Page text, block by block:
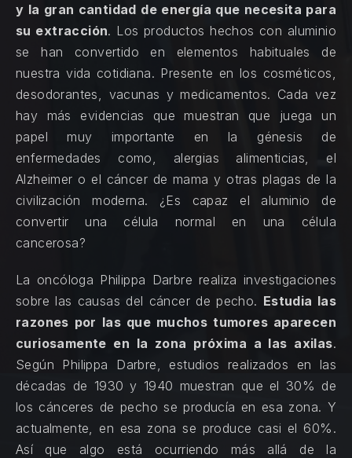
y la gran cantidad de energía que necesita para
su extracción. Los productos hechos con aluminio
se han convertido en elementos habituales de
nuestra vida cotidiana. Presente en los cosméticos,
desodorantes, vacunas y medicamentos. Cada vez
hay más evidencias que muestran que juega un
papel muy importante en la génesis de
enfermedades como, alergias alimenticias, el
Alzheimer o el cáncer de mama y otras plagas de la
civilización moderna. ¿Es capaz el aluminio de
convertir una célula normal en una célula
cancerosa?
La oncóloga Philippa Darbre realiza investigaciones
sobre las causas del cáncer de pecho. Estudia las
razones por las que muchos tumores aparecen
curiosamente en la zona próxima a las axilas.
Según Philippa Darbre, estudios realizados en las
décadas de 1930 y 1940 muestran que el 30% de
los cánceres de pecho se producía en esa zona. Y
actualmente, en esa zona se produce casi el 60%.
Así que algo está ocurriendo más allá de la